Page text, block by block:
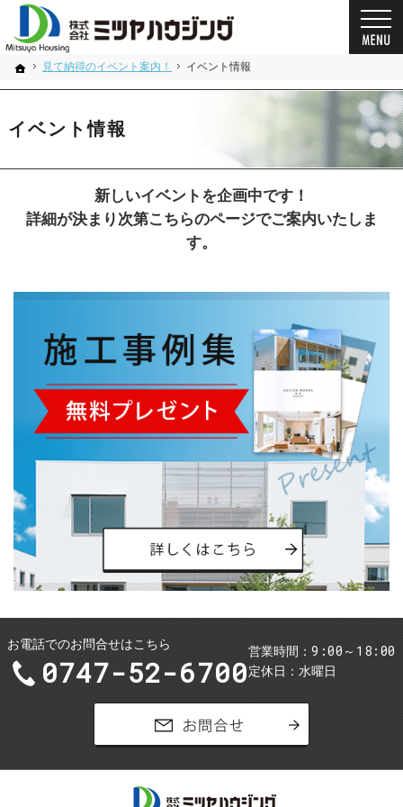
ホーム
見て納得のイベント案内！ イベント情報
イベント情報
プロの目線からご提案。奈良県の注文住宅・新築戸建てを手がける工務店なら当社へ。
奈良県の安心の一戸建て｜ミツヤハウジング
新しいイベントを企画中です！
詳細が決まり次第こちらのページでご案内いたしま
す。
お電話でのお問合せはこちら
0747-52-6700
営業時間 9:00～18:00
定休日 水曜日